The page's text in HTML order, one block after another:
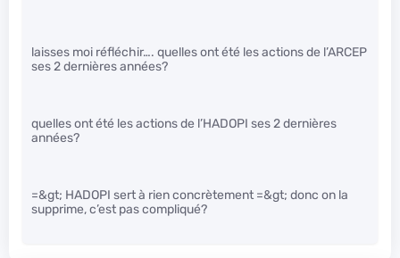
laisses moi réfléchir…. quelles ont été les actions de l’ARCEP
ses 2 dernières années?
quelles ont été les actions de l’HADOPI ses 2 dernières
années?
=&gt; HADOPI sert à rien concrètement =&gt; donc on la
supprime, c’est pas compliqué?